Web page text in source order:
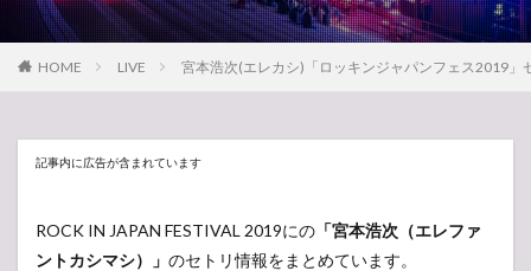
HOME LIVE 宮本浩次(エレカシ)「ロッキンジャパンフェス2019」
記事内に広告が含まれています
ROCK IN JAPAN FESTIVAL 2019にの 「宮本浩次（エレファ
ントカシマシ）」 のセトリ情報をまとめています。